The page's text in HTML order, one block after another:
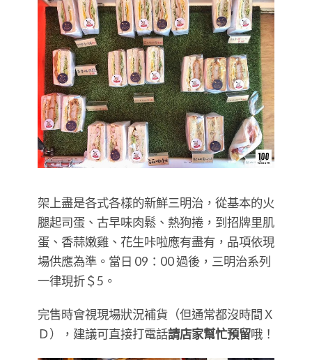
架上盡是各式各樣的新鮮三明治，從基本的火
腿起司蛋、古早味肉鬆、熱狗捲，到招牌里肌
蛋、香蒜嫩雞、花生咔啦應有盡有，品項依現
場供應為準。當日 09：00 過後，三明治系列
一律現折＄5。
完售時會視現場狀況補貨（但通常都沒時間Ｘ
Ｄ），建議可直接打電話請店家幫忙預留哦！